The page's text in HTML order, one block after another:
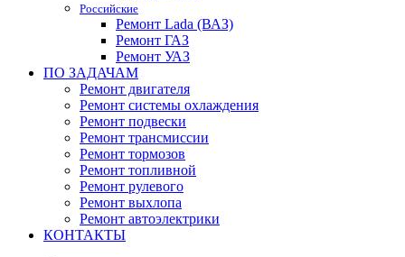
Российские
Ремонт Lada (ВАЗ)
Ремонт ГАЗ
Ремонт УАЗ
ПО ЗАДАЧАМ
Ремонт двигателя
Ремонт системы охлаждения
Ремонт подвески
Ремонт трансмиссии
Ремонт тормозов
Ремонт топливной
Ремонт рулевого
Ремонт выхлопа
Ремонт автоэлектрики
КОНТАКТЫ